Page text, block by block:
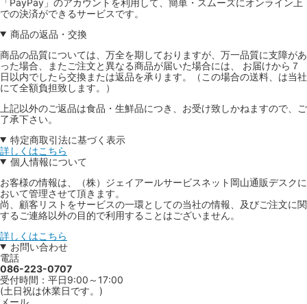
での決済ができるサービスです。
商品の返品・交換
商品の品質については、万全を期しておりますが、万一品質に支障があ
った場合、またご注文と異なる商品が届いた場合には、 お届けから７
日以内でしたら交換または返品を承ります。（この場合の送料、は当社
にて全額負担致します。）
上記以外のご返品は食品・生鮮品につき、お受け致しかねますので、ご
了承下さい。
特定商取引法に基づく表示
詳しくはこちら
個人情報について
お客様の情報は、（株）ジェイアールサービスネット岡山通販デスクに
おいて管理させて頂きます。
尚、顧客リストをサービスの一環としての当社の情報、及びご注文に関
するご連絡以外の目的で利用することはございません。
詳しくはこちら
お問い合わせ
電話
086-223-0707
受付時間：平日9:00～17:00
(土日祝は休業日です。)
メール